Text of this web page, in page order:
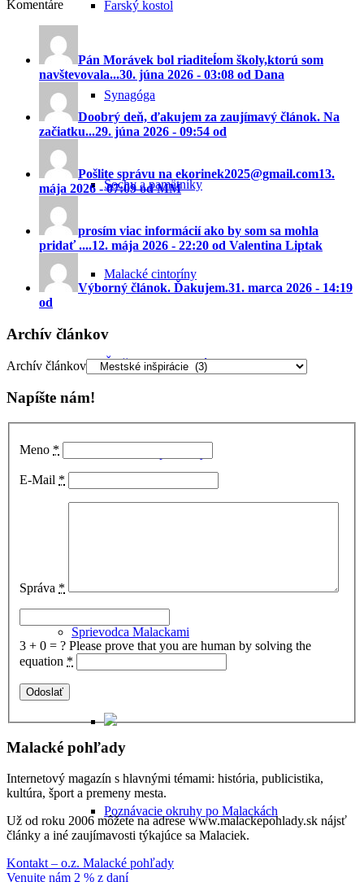
Farský kostol
Synagóga
Sochy a pamätníky
Malacké cintoríny
Ďalšie pozoruhodné miesta
Sprievodca Malackami
Poznávacie okruhy po Malackách
Komentáre
Pán Morávek bol riaditeĺom školy,ktorú som
navštevovala...30. júna 2026 - 03:08 od Dana
Doobrý deň, ďakujem za zaujímavý článok. Na
začiatku...29. júna 2026 - 09:54 od
Pošlite správu na ekorinek2025@gmail.com13.
mája 2026 - 07:09 od MM
prosím viac informácií ako by som sa mohla
pridať ....12. mája 2026 - 22:20 od Valentina Liptak
Výborný článok. Ďakujem.31. marca 2026 - 14:19
od
Archív článkov
Archív článkov
Napíšte nám!
Meno *
E-Mail *
Správa *
3 + 0 = ? Please prove that you are human by solving the
equation *
Malacké pohľady
Internetový magazín s hlavnými témami: história, publicistika,
kultúra, šport a premeny mesta.
Už od roku 2006 môžete na adrese www.malackepohlady.sk nájsť
články a iné zaujímavosti týkajúce sa Malaciek.
Kontakt – o.z. Malacké pohľady
Venujte nám 2 % z daní